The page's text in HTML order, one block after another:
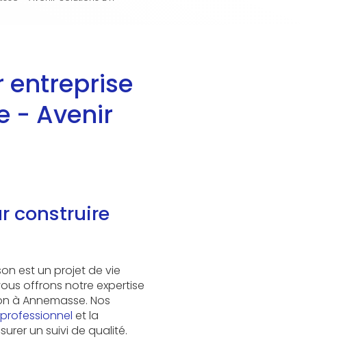
entreprise
- Avenir
construire
est un projet de vie
offrons notre expertise
à Annemasse. Nos
et la
un suivi de qualité.